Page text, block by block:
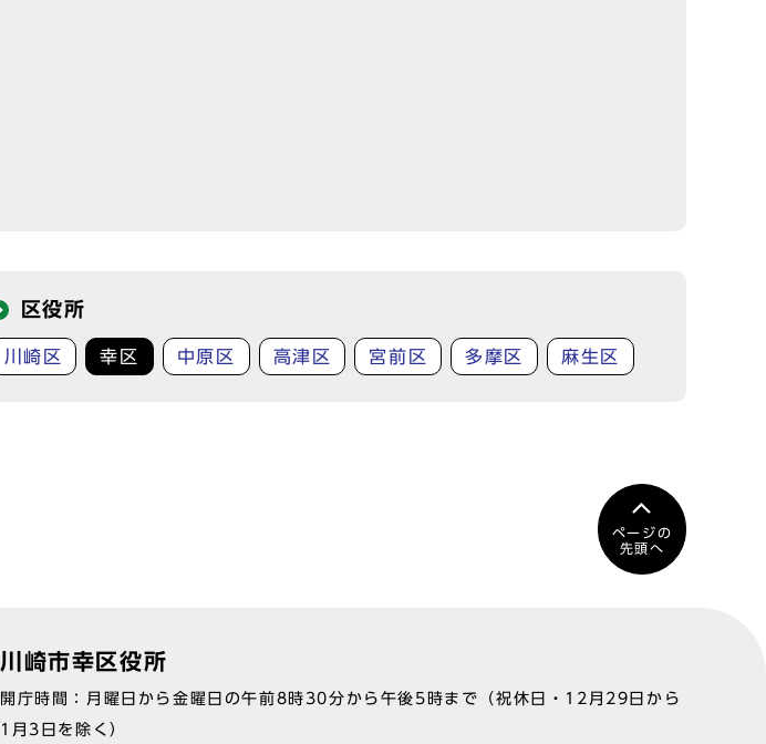
区役所
川崎区 幸区 中原区 高津区 宮前区 多摩区 麻生区
ページの
先頭へ
川崎市幸区役所
開庁時間：月曜日から金曜日の午前8時30分から午後5時まで（祝休日・12月29日から
1月3日を除く）